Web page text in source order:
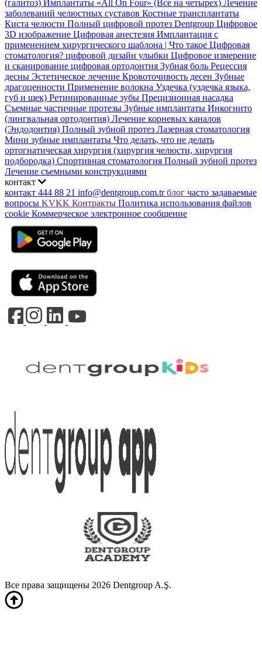
(галитоз) Имплантаты «All On Four» (Все на четырех) Лечение
заболеваний челюстных суставов Костные трансплантаты
Киста челюсти Полный цифровой протез Dentgroup Цифровое
3D изображение Цифровая анестезия Имплантация с
применением хирургического шаблона | Что такое Цифровая
стоматология? цифровой дизайн улыбки Цифровое измерение
и сканирование цифровая ортодонтия Зубная боль Рецессия
десны Эстетическое лечение Кровоточивость десен Зубные
драгоценности Применение волокна Уздечка (уздечка языка,
губ и щек) Ретинированные зубы Прецизионная насадка
Съемные частичные протезы Зубные имплантаты Инкогнито
(лингвальная ортодонтия) Лечение корневых каналов
(Эндодонтия) Полный зубной протез Лазерная стоматология
Мини зубные имплантаты Что делать, что не делать
ортогнатическая хирургия (хирургия челюсти, хирургия
подбородка) Спортивная стоматология Полный зубной протез
Лечение съемными конструкциями
контакт
контакт 444 88 21 info@dentgroup.com.tr блог часто задаваемые
вопросы KVKK Контракты Политика использования файлов
cookie Коммерческое электронное сообщение
Все права защищены 2026 Dentgroup A.Ş.